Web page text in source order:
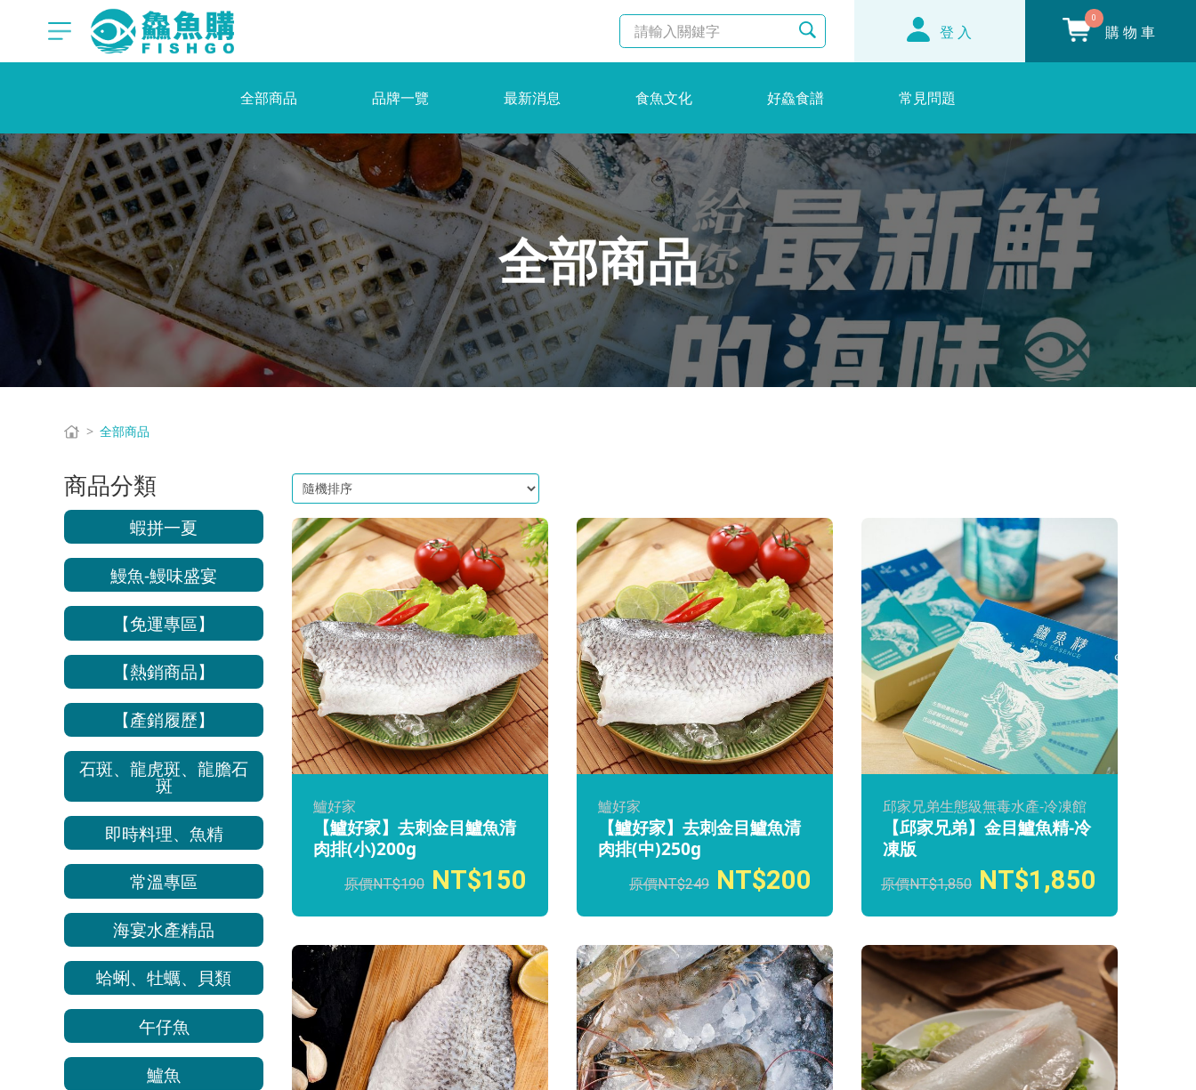
0
購物車
登入
全部商品 品牌一覽 最新消息 食魚文化 好鱻食譜 常見問題
全部商品
全部商品
商品分類
蝦拼一夏
鰻魚-鰻味盛宴
【免運專區】
【熱銷商品】
【產銷履歷】
石斑、龍虎斑、龍膽石
斑
即時料理、魚精
常溫專區
海宴水產精品
蛤蜊、牡蠣、貝類
午仔魚
鱸魚
鱸好家
【鱸好家】去刺金目鱸魚清
肉排(小)200g
190 150
鱸好家
【鱸好家】去刺金目鱸魚清
肉排(中)250g
249 200
邱家兄弟生態級無毒水產-冷凍館
【邱家兄弟】金目鱸魚精-冷
凍版
1,850 1,850